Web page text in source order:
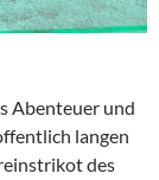
Abenteuer und
langen
des